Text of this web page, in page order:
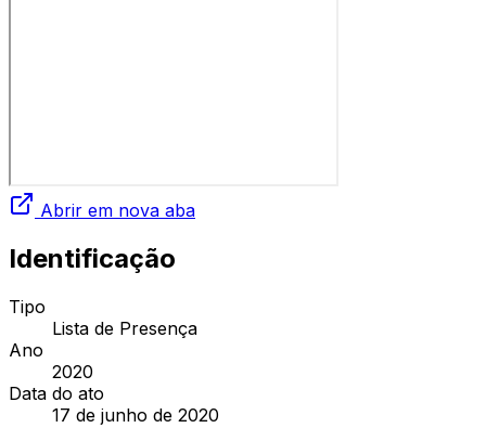
Abrir em nova aba
Identificação
Tipo
Lista de Presença
Ano
2020
Data do ato
17 de junho de 2020